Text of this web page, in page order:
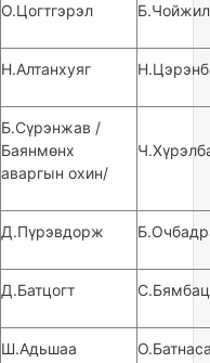
О.Цогтгэрэл
Н.Алтанхуяг
Б.Сүрэнжав /
Баянмөнх
аваргын охин/
Д.Пүрэвдорж
Д.Батцогт
Ш.Адьшаа